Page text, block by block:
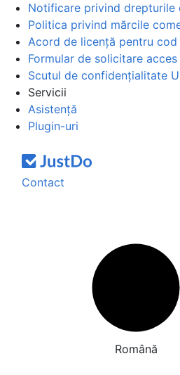
Notificare privind drepturile
Politica privind mărcile
Acord de licență pentru cod
Formular de solicitare acces
Scutul de confidențialitate
Servicii
Asistență
Plugin-uri
Contact
Română